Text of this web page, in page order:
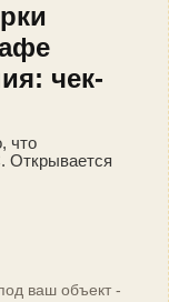
чек-
что
Открывается
ваш объект -